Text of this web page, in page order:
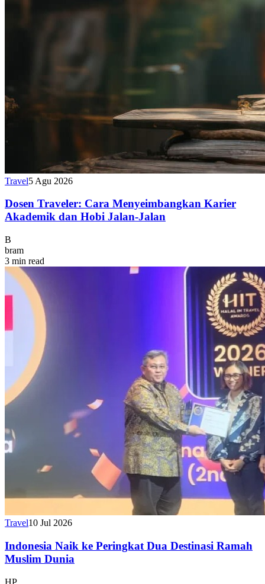
Travel5 Agu 2026
Dosen Traveler: Cara Menyeimbangkan Karier
Akademik dan Hobi Jalan-Jalan
B
bram
3 min read
Travel10 Jul 2026
Indonesia Naik ke Peringkat Dua Destinasi Ramah
Muslim Dunia
HP